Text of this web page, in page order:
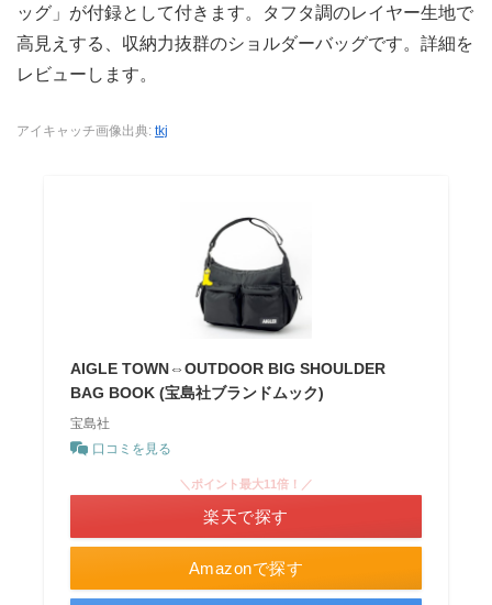
ッグ」が付録として付きます。タフタ調のレイヤー生地で
高見えする、収納力抜群のショルダーバッグです。詳細を
レビューします。
アイキャッチ画像出典: tkj
AIGLE TOWN⇔OUTDOOR BIG SHOULDER
BAG BOOK (宝島社ブランドムック)
宝島社
口コミを見る
Amazonで探す
＼ポイント最大11倍！／
楽天で探す